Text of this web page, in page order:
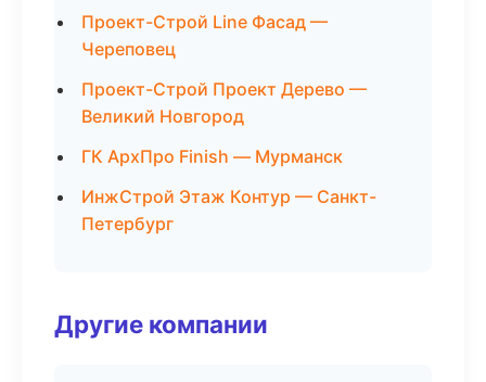
Проект-Строй Line Фасад —
Череповец
Проект-Строй Проект Дерево —
Великий Новгород
ГК АрхПро Finish — Мурманск
ИнжСтрой Этаж Контур — Санкт-
Петербург
Другие компании